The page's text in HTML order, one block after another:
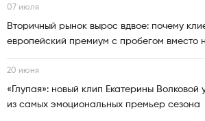
07 июля
Вторичный рынок вырос вдвое: почему
европейский премиум с пробегом вместо
20 июня
«Глупая»: новый клип Екатерины
из самых эмоциональных премьер сезона